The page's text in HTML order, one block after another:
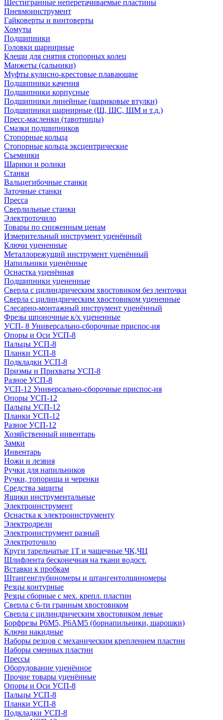
Шестигранные неперетачиваемые пластины
Пневмоинструмент
Гайковерты и винтоверты
Хомуты
Подшипники
Головки шарнирные
Клещи для снятия стопорных колец
Манжеты (сальники)
Муфты кулисно-крестовые плавающие
Подшипники качения
Подшипники корпусные
Подшипники линейные (шариковые втулки)
Подшипники шарнирные (Ш, ШС, ШМ и т.д.)
Пресс-масленки (тавотницы)
Смазки подшипников
Стопорные кольца
Стопорные кольца эксцентрические
Съемники
Шарики и ролики
Станки
Вальцегибочные станки
Заточные станки
Пресса
Сверлильные станки
Электроточило
Товары по сниженным ценам
Измерительный инструмент уценённый
Ключи уцененные
Металлорежущий инструмент уценённый
Напильники уценённые
Оснастка уценённая
Подшипники уцененные
Сверла с цилиндрическим хвостовиком без ленточки
Сверла с цилиндрическим хвостовиком уцененные
Слесарно-монтажный инструмент уценённый
Фрезы шпоночные к/х уцененные
УСП- 8 Универсально-сборочные приспос-ия
Опоры и Оси УСП-8
Пальцы УСП-8
Планки УСП-8
Подкладки УСП-8
Призмы и Прихваты УСП-8
Разное УСП-8
УСП-12 Универсально-сборочные приспос-ия
Опоры УСП-12
Пальцы УСП-12
Планки УСП-12
Разное УСП-12
Хозяйственный инвентарь
Замки
Инвентарь
Ножи и лезвия
Ручки для напильников
Ручки, топорища и черенки
Средства защиты
Ящики инструментальные
Электроинструмент
Оснастка к электроинструменту
Электродрели
Электроинструмент разный
Электроточило
Круги тарельчатые 1Т и чашечные ЧК,ЧЦ
Шлифлента бесконечная на ткани водост.
Вставки к пробкам
Штангенглубиномеры и штангентолщиномеры
Резцы контурные
Резцы сборные с мех. крепл. пластин
Сверла с 6-ти гранным хвостовиком
Сверла с цилиндрическим хвостовиком левые
Борфрезы Р6М5, Р6АМ5 (борнапильники, шарошки)
Ключи накидные
Наборы резцов с механическим креплением пластин
Наборы сменных пластин
Прессы
Оборудование уценённое
Прочие товары уценённые
Опоры и Оси УСП-8
Пальцы УСП-8
Планки УСП-8
Подкладки УСП-8